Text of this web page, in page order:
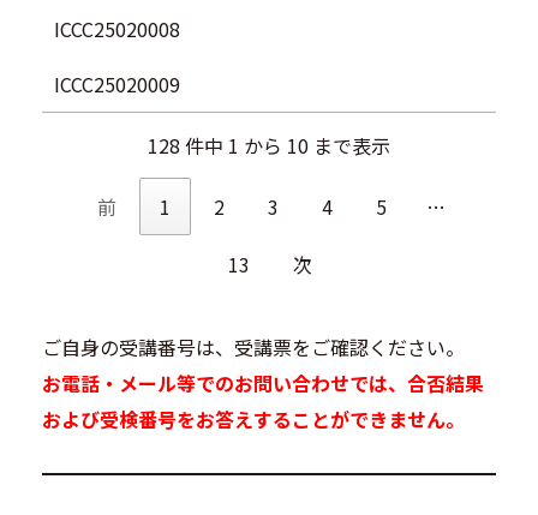
ICCC25020008
ICCC25020009
128 件中 1 から 10 まで表示
前 1 2 3 4 5
…
13
次
ご自身の受講番号は、受講票をご確認ください。
お電話・メール等でのお問い合わせでは、合否結果
および受検番号をお答えすることができません。